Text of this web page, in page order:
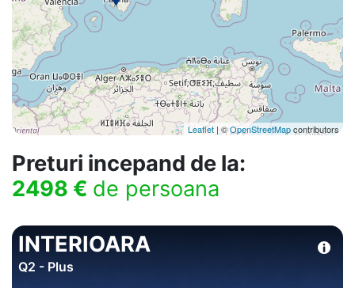
Leaflet | ©OpenStreetMapcontributors
Preturi incepand de la:
2498 € de persoana
INTERIOARA
Q2 - Plus